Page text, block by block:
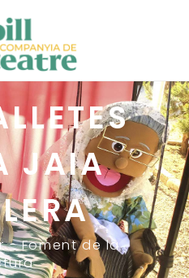
JAIA
- Foment de la